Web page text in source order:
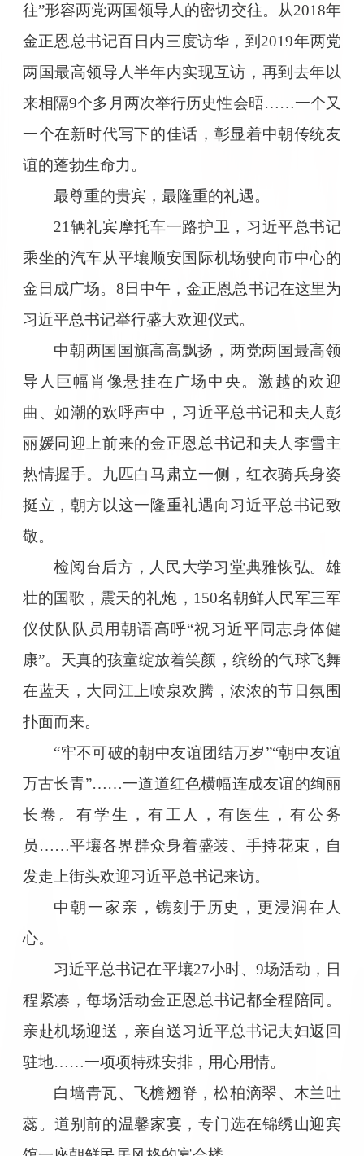
往”形容两党两国领导人的密切交往。从2018年
金正恩总书记百日内三度访华，到2019年两党
两国最高领导人半年内实现互访，再到去年以
来相隔9个多月两次举行历史性会晤……一个又
一个在新时代写下的佳话，彰显着中朝传统友
谊的蓬勃生命力。
最尊重的贵宾，最隆重的礼遇。
21辆礼宾摩托车一路护卫，习近平总书记
乘坐的汽车从平壤顺安国际机场驶向市中心的
金日成广场。8日中午，金正恩总书记在这里为
习近平总书记举行盛大欢迎仪式。
中朝两国国旗高高飘扬，两党两国最高领
导人巨幅肖像悬挂在广场中央。激越的欢迎
曲、如潮的欢呼声中，习近平总书记和夫人彭
丽媛同迎上前来的金正恩总书记和夫人李雪主
热情握手。九匹白马肃立一侧，红衣骑兵身姿
挺立，朝方以这一隆重礼遇向习近平总书记致
敬。
检阅台后方，人民大学习堂典雅恢弘。雄
壮的国歌，震天的礼炮，150名朝鲜人民军三军
仪仗队队员用朝语高呼“祝习近平同志身体健
康”。天真的孩童绽放着笑颜，缤纷的气球飞舞
在蓝天，大同江上喷泉欢腾，浓浓的节日氛围
扑面而来。
“牢不可破的朝中友谊团结万岁”“朝中友谊
万古长青”……一道道红色横幅连成友谊的绚丽
长卷。有学生，有工人，有医生，有公务
员……平壤各界群众身着盛装、手持花束，自
发走上街头欢迎习近平总书记来访。
中朝一家亲，镌刻于历史，更浸润在人
心。
习近平总书记在平壤27小时、9场活动，日
程紧凑，每场活动金正恩总书记都全程陪同。
亲赴机场迎送，亲自送习近平总书记夫妇返回
驻地……一项项特殊安排，用心用情。
白墙青瓦、飞檐翘脊，松柏滴翠、木兰吐
蕊。道别前的温馨家宴，专门选在锦绣山迎宾